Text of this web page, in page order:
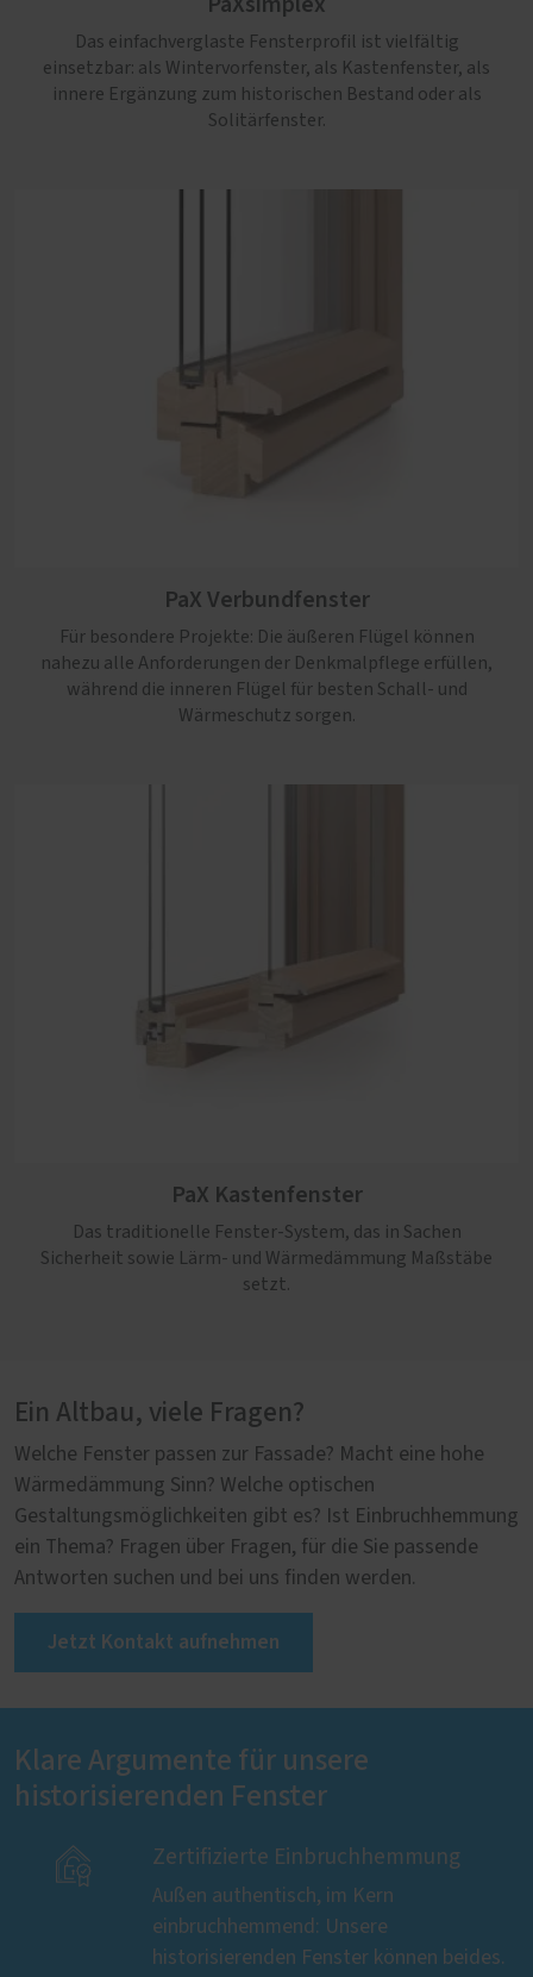
Das einfachverglaste Fensterprofil ist vielfältig
einsetzbar: als Wintervorfenster, als Kastenfenster, als
innere Ergänzung zum historischen Bestand oder als
Solitärfenster.
PaX Verbundfenster
Für besondere Projekte: Die äußeren Flügel können
nahezu alle Anforderungen der Denkmalpflege erfüllen,
während die inneren Flügel für besten Schall- und
Wärmeschutz sorgen.
PaX Kastenfenster
Das traditionelle Fenster-System, das in Sachen
Sicherheit sowie Lärm- und Wärmedämmung Maßstäbe
setzt.
Ein Altbau, viele Fragen?
Welche Fenster passen zur Fassade? Macht eine hohe
Wärmedämmung Sinn? Welche optischen
Gestaltungsmöglichkeiten gibt es? Ist Einbruchhemmung
ein Thema? Fragen über Fragen, für die Sie passende
Antworten suchen und bei uns finden werden.
Jetzt Kontakt aufnehmen
Klare Argumente für unsere
historisierenden Fenster
 Zertifizierte Einbruchhemmung
Außen authentisch, im Kern
einbruchhemmend: Unsere
historisierenden Fenster können beides.